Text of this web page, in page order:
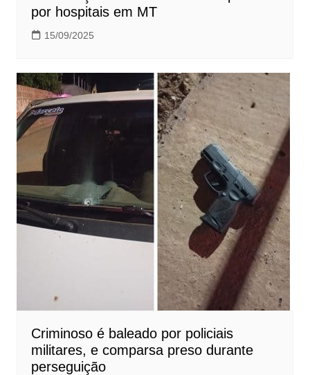
por hospitais em MT
15/09/2025
Criminoso é baleado por policiais
militares, e comparsa preso durante
perseguição